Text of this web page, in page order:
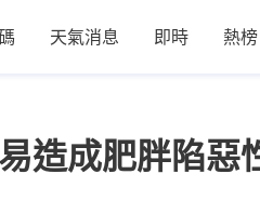
天氣消息 即時 熱榜
造成肥胖陷